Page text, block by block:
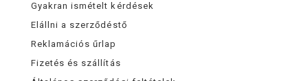
Gyakran ismételt kérdések
Elállni a szerződéstő
Reklamációs űrlap
Fizetés és szállítás